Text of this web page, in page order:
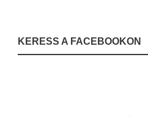
KERESS A FACEBOOKON